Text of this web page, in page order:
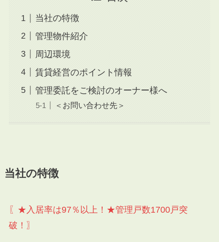
当社の特徴
管理物件紹介
周辺環境
賃貸経営のポイント情報
管理委託をご検討のオーナー様へ
＜お問い合わせ先＞
当社の特徴
〖★入居率は97％以上！★管理戸数1700戸突
破！〗